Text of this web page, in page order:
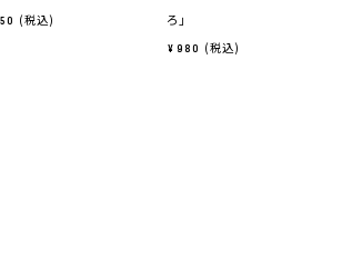
税込
ろ」
¥ 980 税込